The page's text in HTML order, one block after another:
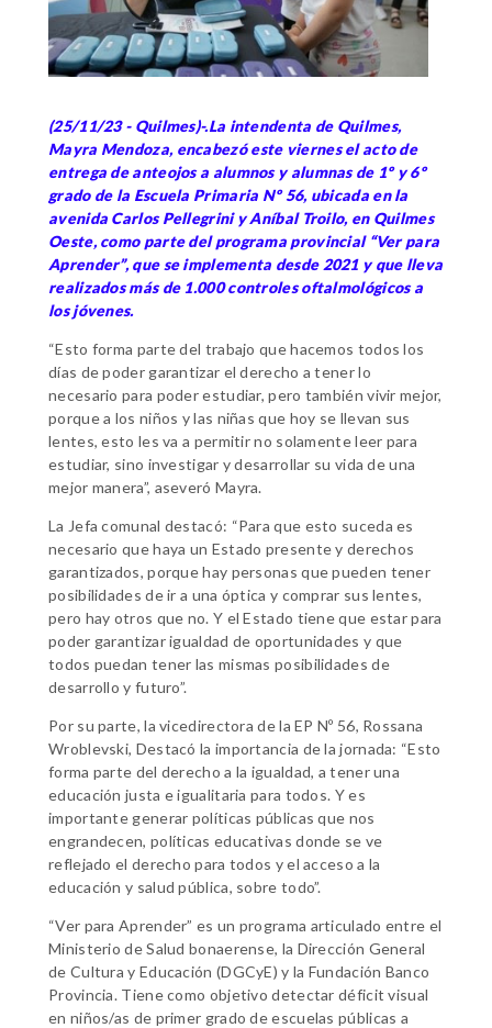
(25/11/23 - Quilmes)-.La intendenta de Quilmes,
Mayra Mendoza, encabezó este viernes el acto de
entrega de anteojos a alumnos y alumnas de 1º y 6º
grado de la Escuela Primaria Nº 56, ubicada en la
avenida Carlos Pellegrini y Aníbal Troilo, en Quilmes
Oeste, como parte del programa provincial “Ver para
Aprender”, que se implementa desde 2021 y que lleva
realizados más de 1.000 controles oftalmológicos a
los jóvenes.
“Esto forma parte del trabajo que hacemos todos los
días de poder garantizar el derecho a tener lo
necesario para poder estudiar, pero también vivir mejor,
porque a los niños y las niñas que hoy se llevan sus
lentes, esto les va a permitir no solamente leer para
estudiar, sino investigar y desarrollar su vida de una
mejor manera”, aseveró Mayra.
La Jefa comunal destacó: “Para que esto suceda es
necesario que haya un Estado presente y derechos
garantizados, porque hay personas que pueden tener
posibilidades de ir a una óptica y comprar sus lentes,
pero hay otros que no. Y el Estado tiene que estar para
poder garantizar igualdad de oportunidades y que
todos puedan tener las mismas posibilidades de
desarrollo y futuro”.
Por su parte, la vicedirectora de la EP Nº 56, Rossana
Wroblevski, Destacó la importancia de la jornada: “Esto
forma parte del derecho a la igualdad, a tener una
educación justa e igualitaria para todos. Y es
importante generar políticas públicas que nos
engrandecen, políticas educativas donde se ve
reflejado el derecho para todos y el acceso a la
educación y salud pública, sobre todo”.
“Ver para Aprender” es un programa articulado entre el
Ministerio de Salud bonaerense, la Dirección General
de Cultura y Educación (DGCyE) y la Fundación Banco
Provincia. Tiene como objetivo detectar déficit visual
en niños/as de primer grado de escuelas públicas a